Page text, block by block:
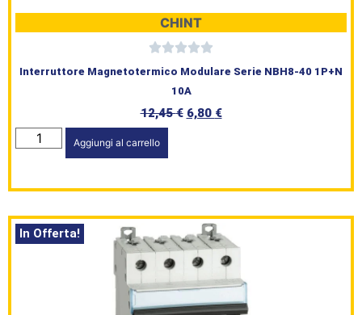
CHINT
Interruttore Magnetotermico Modulare Serie NBH8-40 1P+N
10A
12,45€ 6,80 €
Aggiungi al carrello
In Offerta!